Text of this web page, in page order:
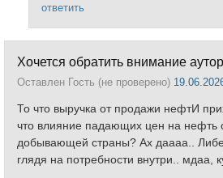
ответить
Хочется обратить внимание
Оставлен Гость (не проверено)
То что выручка от продажи нефтИ
что влияние падающих цен на нефть
добывающей страны? Ах даааа..
глядя на потребности внутри..